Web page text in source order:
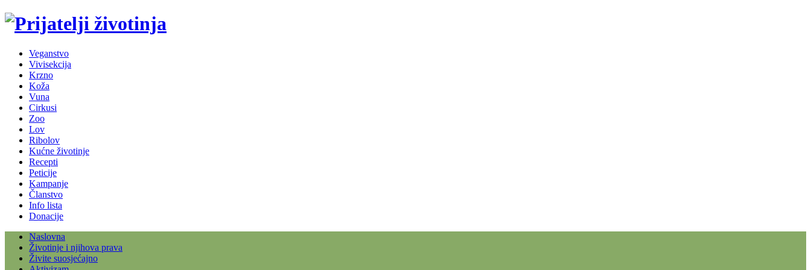
Veganstvo
Vivisekcija
Krzno
Koža
Vuna
Cirkusi
Zoo
Lov
Ribolov
Kućne životinje
Recepti
Peticije
Kampanje
Članstvo
Info lista
Donacije
Naslovna
Životinje i njihova prava
Živite suosjećajno